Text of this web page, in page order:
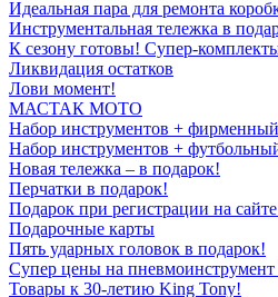
Идеальная пара для ремонта
Инструментальная тележка в
К сезону готовы! Супер-
Ликвидация остатков
Лови момент!
МАСТАК МОТО
Набор инструментов +
Набор инструментов +
Новая тележка – в подарок!
Перчатки в подарок!
Подарок при регистрации на
Подарочные карты
Пять ударных головок в подарок!
Супер цены на
Товары к 30-летию King Tony!